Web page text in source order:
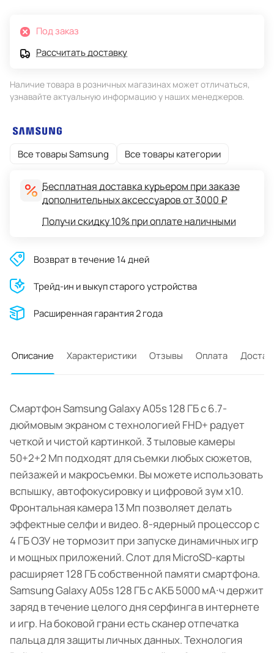
Под заказ
Рассчитать доставку
Наличие товара в розничных магазинах может отличаться,
узнавайте актуальную информацию у наших менеджеров.
Все товары Samsung Все товары категории
Бесплатная доставка курьером при заказе
дополнительных аксессуаров от 3000 ₽
Получи скидку 10% при оплате наличными
Возврат в течение 14 дней
Трейд-ин и выкуп старого устройства
Расширенная гарантия 2 года
Описание Характеристики Отзывы Оплата
Смартфон Samsung Galaxy A05s 128 ГБ с 6.7-
дюймовым экраном с технологией FHD+ радует
четкой и чистой картинкой. 3 тыловые камеры
50+2+2 Мп подходят для съемки любых сюжетов,
пейзажей и макросъемки. Вы можете использовать
вспышку, автофокусировку и цифровой зум x10.
Фронтальная камера 13 Мп позволяет делать
эффектные селфи и видео. 8-ядерный процессор с
4 ГБ ОЗУ не тормозит при запуске динамичных игр
и мощных приложений. Слот для MicroSD-карты
расширяет 128 ГБ собственной памяти смартфона.
Samsung Galaxy A05s 128 ГБ с АКБ 5000 мА∙ч держит
заряд в течение целого дня серфинга в интернете
и игр. На боковой грани есть сканер отпечатка
пальца для защиты личных данных. Технология